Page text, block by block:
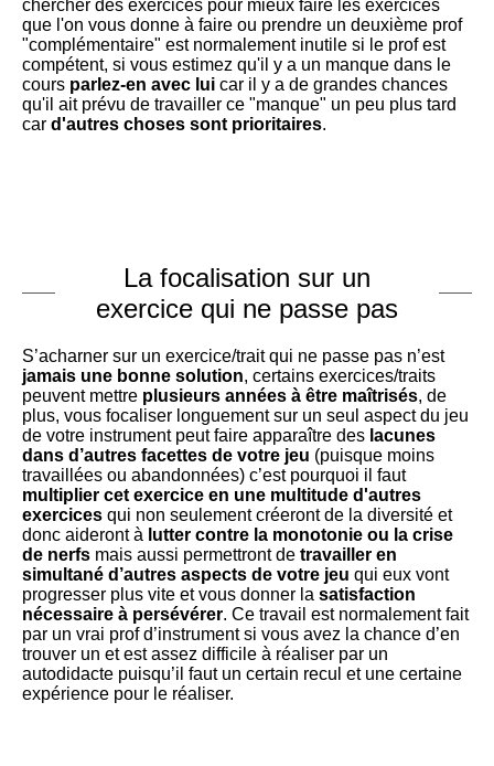
chercher des exercices pour mieux faire les exercices
que l'on vous donne à faire ou prendre un deuxième prof
"complémentaire" est normalement inutile si le prof est
compétent, si vous estimez qu'il y a un manque dans le
cours parlez-en avec lui car il y a de grandes chances
qu'il ait prévu de travailler ce "manque" un peu plus tard
car d'autres choses sont prioritaires.
La focalisation sur un
exercice qui ne passe pas
S’acharner sur un exercice/trait qui ne passe pas n’est
jamais une bonne solution, certains exercices/traits
peuvent mettre plusieurs années à être maîtrisés, de
plus, vous focaliser longuement sur un seul aspect du jeu
de votre instrument peut faire apparaître des lacunes
dans d’autres facettes de votre jeu (puisque moins
travaillées ou abandonnées) c’est pourquoi il faut
multiplier cet exercice en une multitude d'autres
exercices qui non seulement créeront de la diversité et
donc aideront à lutter contre la monotonie ou la crise
de nerfs mais aussi permettront de travailler en
simultané d’autres aspects de votre jeu qui eux vont
progresser plus vite et vous donner la satisfaction
nécessaire à persévérer. Ce travail est normalement fait
par un vrai prof d’instrument si vous avez la chance d’en
trouver un et est assez difficile à réaliser par un
autodidacte puisqu’il faut un certain recul et une certaine
expérience pour le réaliser.